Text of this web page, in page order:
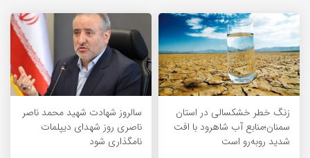
زنگ خطر خشکسالی در استان
سمنان؛منابع آب شاهرود با افت
شدید روبه‌رو است
سالروز شهادت شهید محمد ناصر
ناصری روز شهدای دیپلمات
نامگذاری شود